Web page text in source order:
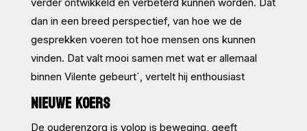
dan in een breed perspectief, van hoe we de
gesprekken voeren tot hoe mensen ons kunnen
vinden. Dat valt mooi samen met wat er allemaal
binnen Vilente gebeurt´, vertelt hij enthousiast
NIEUWE KOERS
De ouderenzorg is volop is beweging, geeft